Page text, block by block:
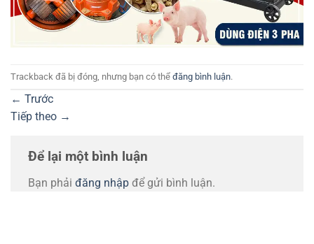
Trackback đã bị đóng, nhưng bạn có thể đăng bình luận.
← Trước
Tiếp theo →
Để lại một bình luận
Bạn phải đăng nhập để gửi bình luận.